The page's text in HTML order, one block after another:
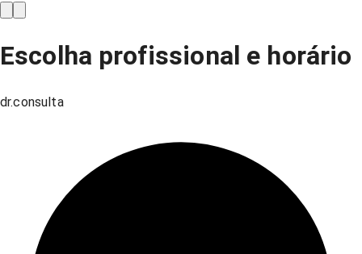
Escolha profissional e horário
dr.consulta